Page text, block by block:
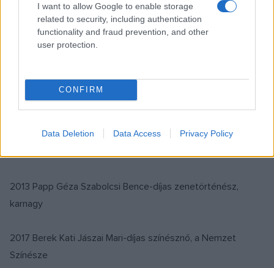
I want to allow Google to enable storage
related to security, including authentication
functionality and fraud prevention, and other
user protection.
CONFIRM
Data Deletion Data Access Privacy Policy
1943 Heller Bernát orientalista, irodalomtörténész, folklorista
1998 Máté János orgonaművész, karnagy
2001 G. Dénes György posztumusz Kossuth-díjas író,
2013 Papp Géza Szabolcsi Bence-díjas zenetörténész,
karnagy
2017 Berek Kati Jászai Mari-díjas színésznő, a Nemzet
Színésze